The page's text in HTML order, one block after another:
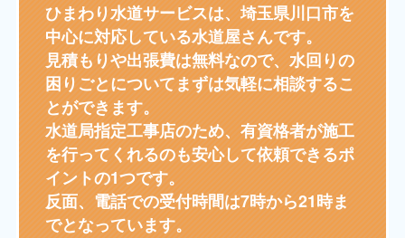
ひまわり水道サービスは、埼玉県川口市を
中心に対応している水道屋さんです。
見積もりや出張費は無料なので、水回りの
困りごとについてまずは気軽に相談するこ
とができます。
水道局指定工事店のため、有資格者が施工
を行ってくれるのも安心して依頼できるポ
イントの1つです。
反面、電話での受付時間は7時から21時ま
でとなっています。